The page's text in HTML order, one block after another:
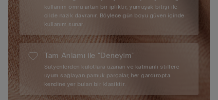
kullanım ömrü artan bir ipliktir, yumuşak bitişi ile
cilde nazik davranır. Böylece gün boyu güven içinde
kullanım sunar.
Tam Anlamı ile "Deneyim"
Sütyenlerden külotlara uzanan ve katmanlı stillere
uyum sağlayan pamuk parçalar, her gardıropta
kendine yer bulan bir klasiktir.